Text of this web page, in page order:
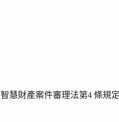
慧財產案件審理法第4 條規定